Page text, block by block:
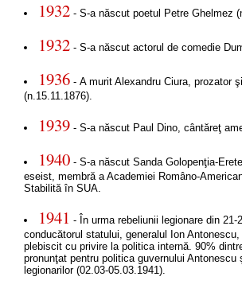
1932- S-a născut poetul Petre Ghelmez
1932- S-a născut actorul de comedie
1936- A murit Alexandru Ciura, prozator
(n.15.11.1876).
1939- S-a născut Paul Dino, cântăreţ
1940- S-a născut Sanda Golopenţia-
eseist, membră a Academiei Româno-
Stabilită în SUA.
1941 - În urma rebeliunii legionare din 21-
conducătorul statului, generalul Ion
plebiscit cu privire la politica internă. 90%
pronunţat pentru politica guvernului Antonescu
legionarilor (02.03-05.03.1941).